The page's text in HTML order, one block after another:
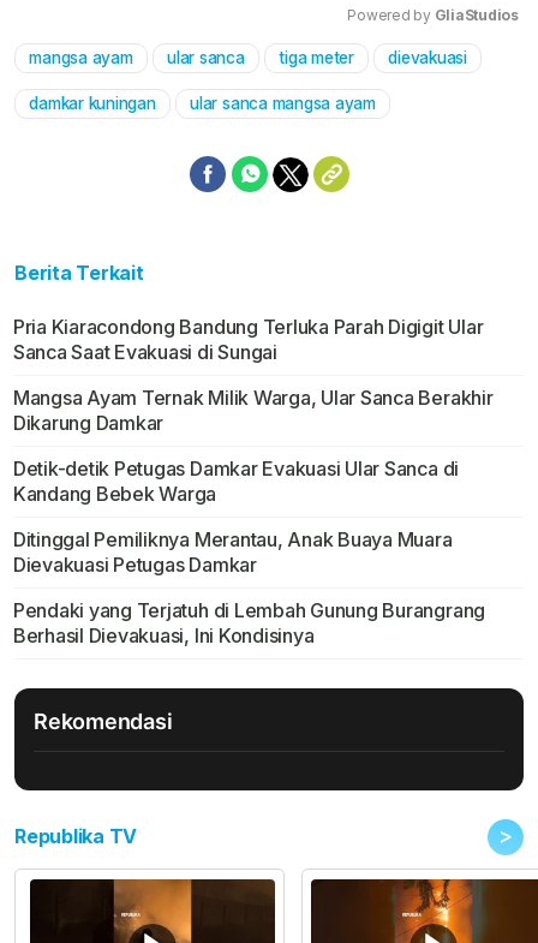
Mute
Powered by GliaStudios
mangsa ayam ular sanca tiga meter dievakuasi
damkar kuningan ular sanca mangsa ayam
Berita Terkait
Pria Kiaracondong Bandung Terluka Parah Digigit Ular
Sanca Saat Evakuasi di Sungai
Mangsa Ayam Ternak Milik Warga, Ular Sanca Berakhir
Dikarung Damkar
Detik-detik Petugas Damkar Evakuasi Ular Sanca di
Kandang Bebek Warga
Ditinggal Pemiliknya Merantau, Anak Buaya Muara
Dievakuasi Petugas Damkar
Pendaki yang Terjatuh di Lembah Gunung Burangrang
Berhasil Dievakuasi, Ini Kondisinya
Rekomendasi
Republika TV >